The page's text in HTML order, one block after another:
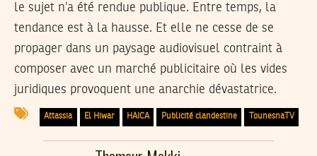
le sujet n’a été rendue publique. Entre temps, la
tendance est à la hausse. Et elle ne cesse de se
propager dans un paysage audiovisuel contraint à
composer avec un marché publicitaire où les vides
juridiques provoquent une anarchie dévastatrice.
Attassia El Hiwar HAICA Publicité clandestine TounesnaTV